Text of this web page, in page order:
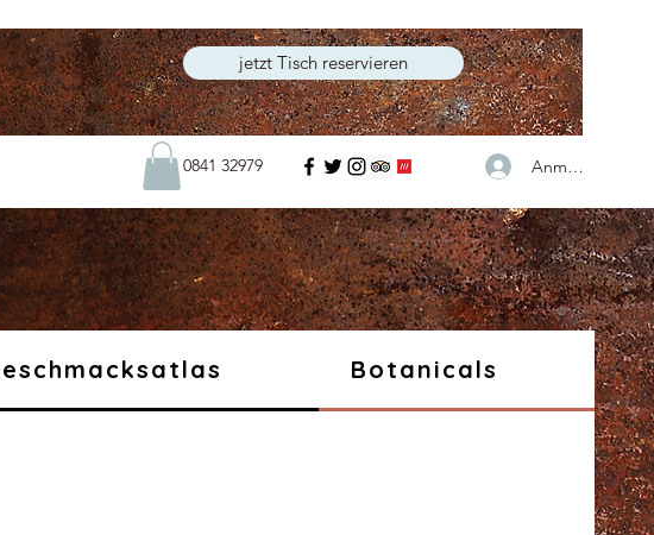
jetzt Tisch reservieren
0841 32979 Anmelden
Botanicals